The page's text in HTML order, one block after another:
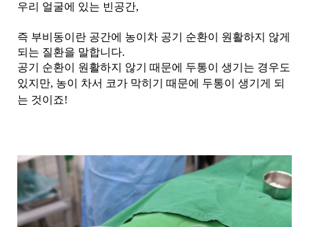
우리 얼굴에 있는 빈공간,
즉 부비동이란 공간에 농이차 공기 순환이 원활하지 않게
되는 질환을 말합니다.
공기 순환이 원활하지 않기 때문에 두통이 생기는 경우도
있지만, 농이 차서 코가 막히기 때문에 두통이 생기게 되
는 것이죠!